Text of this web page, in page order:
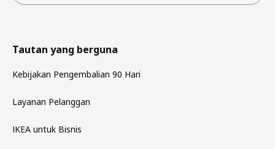
Tautan yang berguna
Kebijakan Pengembalian 90 Hari
Layanan Pelanggan
IKEA untuk Bisnis